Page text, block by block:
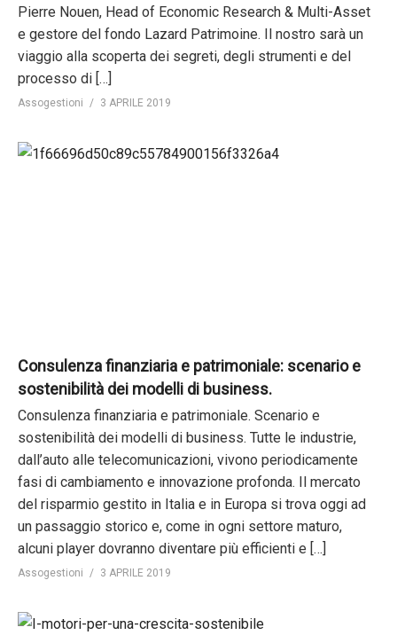
Pierre Nouen, Head of Economic Research & Multi-Asset
e gestore del fondo Lazard Patrimoine. Il nostro sarà un
viaggio alla scoperta dei segreti, degli strumenti e del
processo di […]
Assogestioni 3 APRILE 2019
Consulenza finanziaria e patrimoniale: scenario e
sostenibilità dei modelli di business.
Consulenza finanziaria e patrimoniale. Scenario e
sostenibilità dei modelli di business. Tutte le industrie,
dall’auto alle telecomunicazioni, vivono periodicamente
fasi di cambiamento e innovazione profonda. Il mercato
del risparmio gestito in Italia e in Europa si trova oggi ad
un passaggio storico e, come in ogni settore maturo,
alcuni player dovranno diventare più efficienti e […]
Assogestioni 3 APRILE 2019